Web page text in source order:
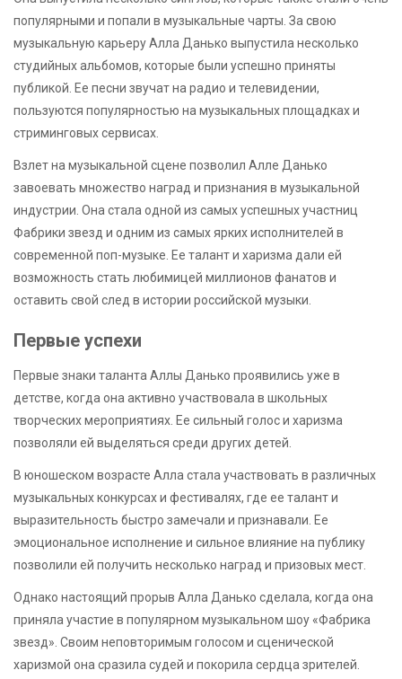
популярными и попали в музыкальные чарты. За свою
музыкальную карьеру Алла Данько выпустила несколько
студийных альбомов, которые были успешно приняты
публикой. Ее песни звучат на радио и телевидении,
пользуются популярностью на музыкальных площадках и
стриминговых сервисах.
Взлет на музыкальной сцене позволил Алле Данько
завоевать множество наград и признания в музыкальной
индустрии. Она стала одной из самых успешных участниц
Фабрики звезд и одним из самых ярких исполнителей в
современной поп-музыке. Ее талант и харизма дали ей
возможность стать любимицей миллионов фанатов и
оставить свой след в истории российской музыки.
Первые успехи
Первые знаки таланта Аллы Данько проявились уже в
детстве, когда она активно участвовала в школьных
творческих мероприятиях. Ее сильный голос и харизма
позволяли ей выделяться среди других детей.
В юношеском возрасте Алла стала участвовать в различных
музыкальных конкурсах и фестивалях, где ее талант и
выразительность быстро замечали и признавали. Ее
эмоциональное исполнение и сильное влияние на публику
позволили ей получить несколько наград и призовых мест.
Однако настоящий прорыв Алла Данько сделала, когда она
приняла участие в популярном музыкальном шоу «Фабрика
звезд». Своим неповторимым голосом и сценической
харизмой она сразила судей и покорила сердца зрителей.